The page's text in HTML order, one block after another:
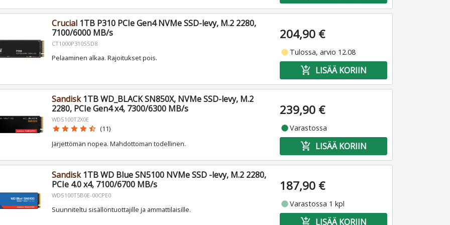
Crucial1TB P310 PCIe Gen4 NVMe SSD-levy, M.2 2280,
7100/6000 MB/s
CT1000P310SSD8
Pelaaminen alkaa. Rajoitukset pois.
204,90 €
fiber_manual_record Tulossa, arvio 12.08
add_shopping_cart LISÄÄ KORIIN
Sandisk1TB WD_BLACK SN850X, NVMe SSD-levy, M.2
2280, PCIe Gen4 x4, 7300/6300 MB/s
WDS100T2X0E
star star star star star_half (11)
Järjettömän nopea. Mahdottoman todellinen.
239,90 €
fiber_manual_recordVarastossa
add_shopping_cart LISÄÄ KORIIN
Sandisk1TB WD Blue SN5100 NVMe SSD -levy, M.2 2280,
PCIe 4.0 x4, 7100/6700 MB/s
WDS100T5B0E-00CPE0
Suunniteltu sisällöntuottajille ja ammattilaisille.
187,90 €
fiber_manual_recordVarastossa 1 kpl
add_shopping_cart LISÄÄ KORIIN